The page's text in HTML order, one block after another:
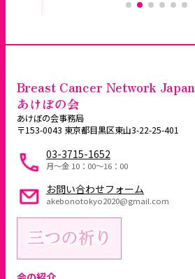
Breast Cancer Network Japan
あけぼの会
あけぼの会事務局
〒153-0043 東京都目黒区東山3-22-25-401
03-3715-1652
月～金 10：00〜16：00
お問い合わせフォーム
akebonotokyo2020@gmail.com